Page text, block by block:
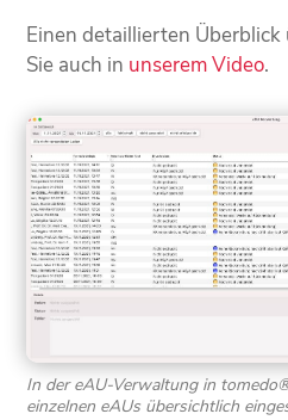
Einen detaillierten
Sie auch in unserem Video.
In der eAU-Verwaltung in
einzelnen eAUs übersichtlich